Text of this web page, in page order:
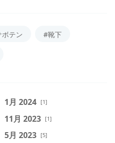
テン #靴下
1月 2024 [1]
11月 2023 [1]
5月 2023 [5]